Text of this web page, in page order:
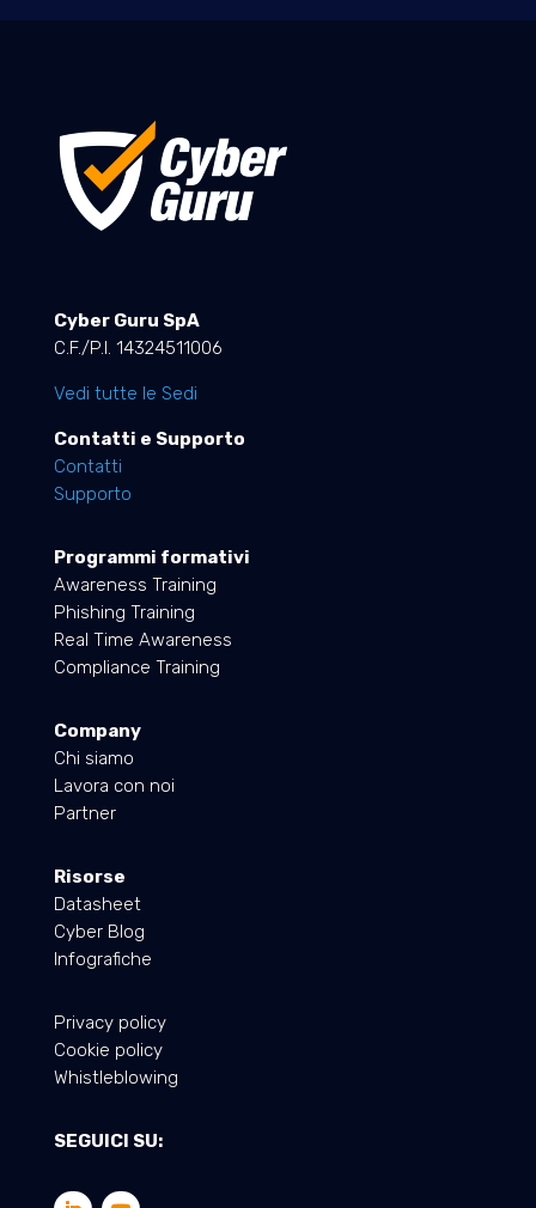
Cyber Guru SpA
C.F./P.I. 14324511006
Vedi tutte le Sedi
Contatti e Supporto
Contatti
Supporto
Programmi formativi
Awareness Training
Phishing Training
Real Time Awareness
Compliance Training
Company
Chi siamo
Lavora con noi
Partner
Risorse
Datasheet
Cyber Blog
Infografiche
Privacy policy
Cookie policy
Whistleblowing
SEGUICI SU: